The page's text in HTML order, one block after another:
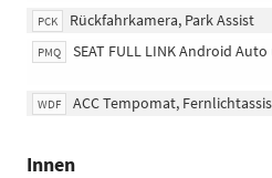
PCK Rückfahrkamera, Park Assist
PMQ
SEAT FULL LINK Android
WDF ACC Tempomat,
Innen